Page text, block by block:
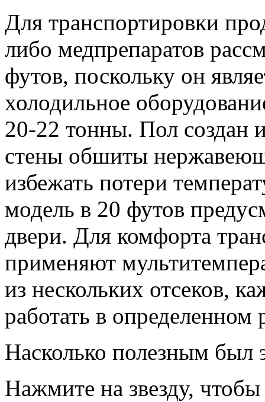
Для транспортировки
либо медпрепаратов
футов, поскольку он
холодильное
20-22 тонны. Пол создан
стены обшиты
избежать потери
модель в 20 футов
двери. Для комфорта
применяют
из нескольких отсеков,
работать в определенном
Насколько полезным был
Нажмите на звезду,